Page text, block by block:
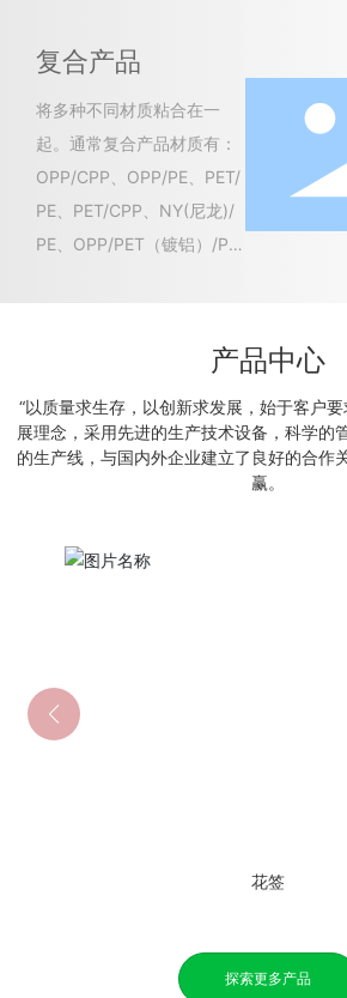
（如纸尿裤袋等）会加印透
明罩光油，衬托光亮度。
复合产品
将多种不同材质粘合在一
起。通常复合产品材质有：
OPP/CPP、OPP/PE、PET/
PE、PET/CPP、NY(尼龙)/
PE、OPP/PET（镀铝）/P
产品中心
“以质量求生存，以创新求发展，始于客户
展理念，采用先进的生产技术设备，科学的
的生产线，与国内外企业建立了良好的合作
赢。
花签
探索更多产品